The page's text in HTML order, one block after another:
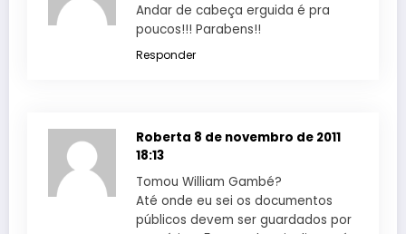
Andar de cabeça erguida é pra
poucos!!! Parabens!!
Responder
Roberta 8 de novembro de 2011
18:13
Tomou William Gambé?
Até onde eu sei os documentos
públicos devem ser guardados por